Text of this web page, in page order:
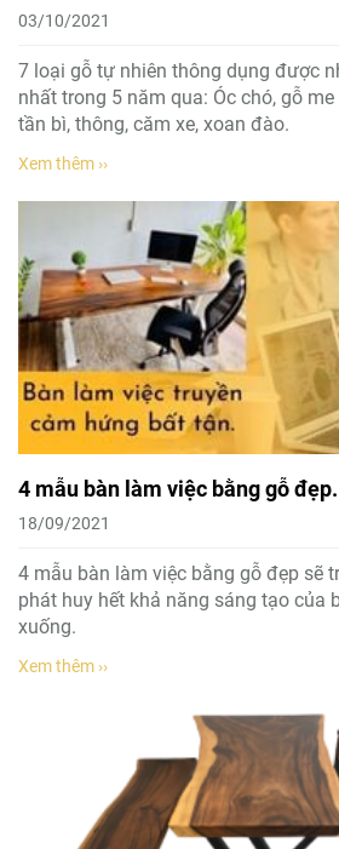
03/10/2021
7 loại gỗ tự nhiên thông dụng được
nhất trong 5 năm qua: Óc chó, gỗ
tần bì, thông, căm xe, xoan đào.
Xem thêm ››
4 mẫu bàn làm việc bằng gỗ đẹp.
18/09/2021
4 mẫu bàn làm việc bằng gỗ đẹp sẽ
phát huy hết khả năng sáng tạo của
xuống.
Xem thêm ››